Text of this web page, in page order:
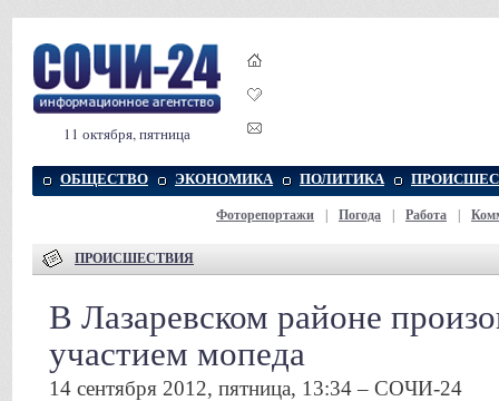
11 октября, пятница
ОБЩЕСТВО ЭКОНОМИКА ПОЛИТИКА
Фоторепортажи Погода Работа
ПРОИСШЕСТВИЯ
В Лазаревском районе
участием мопеда
14 сентября 2012, пятница, 13:34 – СОЧИ-24